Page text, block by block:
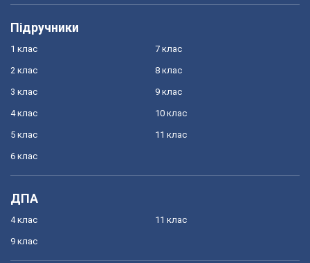
Підручники
1 клас
2 клас
3 клас
4 клас
5 клас
6 клас
7 клас
8 клас
9 клас
10 клас
11 клас
ДПА
4 клас
9 клас
11 клас